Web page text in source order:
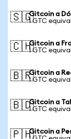
🇸🇬Gitcoin a
1 GTC
🇨🇭Gitcoin a
1 GTC
🇧🇷Gitcoin a
1 GTC
🇧🇩Gitcoin a
1 GTC
🇵🇭Gitcoin a